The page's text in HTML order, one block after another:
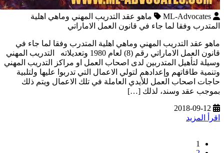
ML-Advocates
ماهو عقد التدريب المهني وماهي اهلية
المتدرب وفقا لما جاء في قانون العمل الاماراتي
ماهو عقد التدريب المهني وماهي اهلية المتدرب وفقا لما جاء في
قانون العمل الاماراتي رقم (8) لعام 1980 وتعديلاته التدريب المهني
وسيلة لتأهيل المتدربين لدى اصحاب العمل او مراكز التدريب المهني
وتنمية طاقاتهم وإعدادهم لتولي الاعمال التي تدربوا عليها ولتلبية
حاجات اصحاب العمل للأيدي العاملة في تلك الاعمال ويتم ذلك
بموجب عقد وسند، لذلك […]
2018-09-12
اقرأ المزيد
1